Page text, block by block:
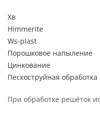
Хв
Himmerite
Ws-plast
Порошковое напыление
Цинкование
Пескоструйная обработка
При обработке решёток